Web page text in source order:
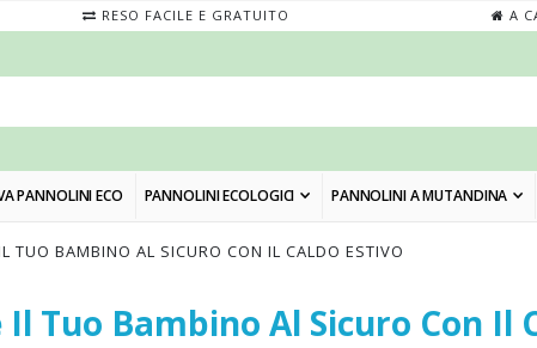
RESO FACILE E GRATUITO A
PANNOLINI ECO PANNOLINI ECOLOGICI PANNOLINI A MUTANDINA
TUO BAMBINO AL SICURO CON IL CALDO ESTIVO
Tuo Bambino Al Sicuro Con Il